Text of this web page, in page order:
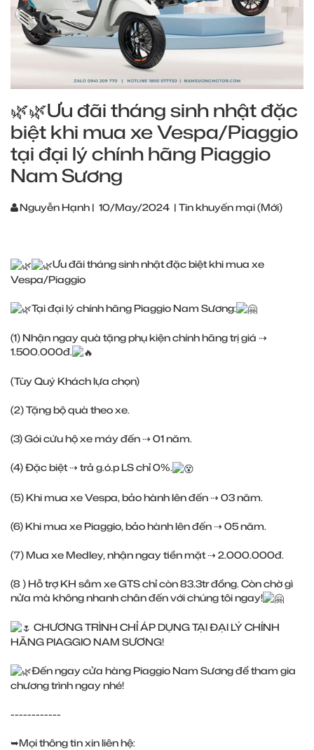
🌿🌿Ưu đãi tháng sinh nhật đặc
biệt khi mua xe Vespa/Piaggio
tại đại lý chính hãng Piaggio
Nam Sương
Nguyễn Hạnh | 10/May/2024 | Tin khuyến mại (Mới)
Ưu đãi tháng sinh nhật đặc biệt khi mua xe
Vespa/Piaggio
Tại đại lý chính hãng Piaggio Nam Sương:
(1) Nhận ngay quà tặng phụ kiện chính hãng trị giá ⇢
1.500.000đ.
(Tùy Quý Khách lựa chọn)
(2) Tặng bộ quà theo xe.
(3) Gói cứu hộ xe máy đến ⇢ 01 năm.
(4) Đặc biệt ⇢ trả g.ó.p LS chỉ 0%.
(5) Khi mua xe Vespa, bảo hành lên đến ⇢ 03 năm.
(6) Khi mua xe Piaggio, bảo hành lên đến ⇢ 05 năm.
(7) Mua xe Medley, nhận ngay tiền mặt ⇢ 2.000.000đ.
(8 ) Hỗ trợ KH sắm xe GTS chỉ còn 83.3tr đồng. Còn chờ gì
nửa mà không nhanh chân đến với chúng tôi ngay!
CHƯƠNG TRÌNH CHỈ ÁP DỤNG TẠI ĐẠI LÝ CHÍNH
HÃNG PIAGGIO NAM SƯƠNG!
Đến ngay cửa hàng Piaggio Nam Sương để tham gia
chương trình ngay nhé!
------------
➥Mọi thông tin xin liên hệ: